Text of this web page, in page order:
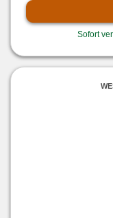
Sofort